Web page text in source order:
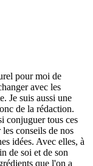
pour moi de
avec les
Je suis aussi une
de la rédaction.
conjuguer tous ces
conseils de nos
idées. Avec elles, à
de soi et de son
que l'on a